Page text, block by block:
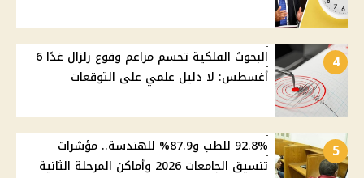
4
البحوث الفلكية تحسم مزاعم وقوع زلزال غدًا 6
أغسطس: لا دليل علمي على التوقعات
5
92.8% للطب و87.9% للهندسة.. مؤشرات
تنسيق الجامعات 2026 وأماكن المرحلة الثانية